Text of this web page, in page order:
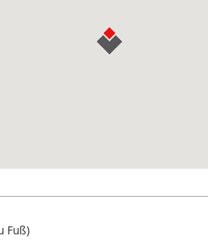
Fuß)